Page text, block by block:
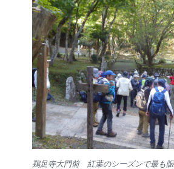
鶏足寺大門前 紅葉のシーズンで最も